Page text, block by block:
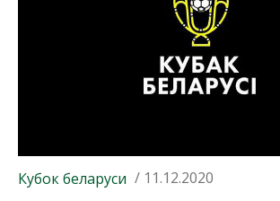
Кубок беларуси / 11.12.2020